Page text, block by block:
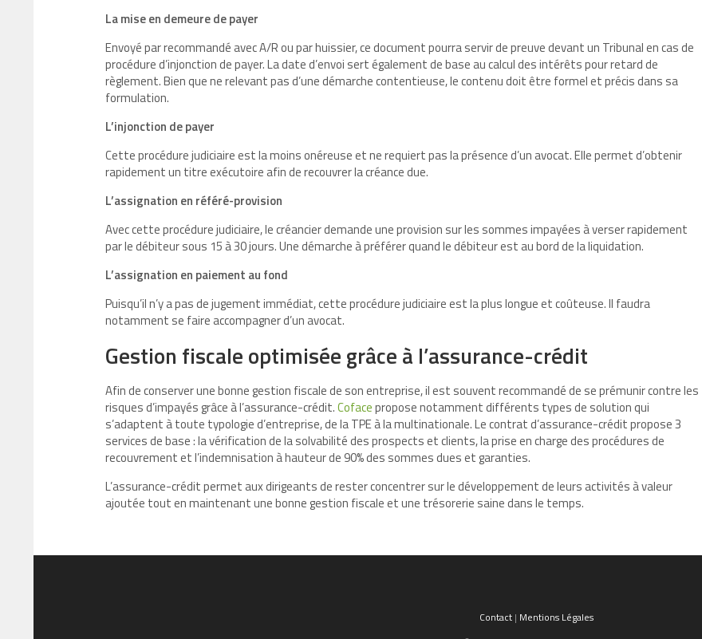
La mise en demeure de payer
Envoyé par recommandé avec A/R ou par huissier, ce document pourra servir de preuve devant un Tribunal en cas de
procédure d’injonction de payer. La date d’envoi sert également de base au calcul des intérêts pour retard de
règlement. Bien que ne relevant pas d’une démarche contentieuse, le contenu doit être formel et précis dans sa
formulation.
L’injonction de payer
Cette procédure judiciaire est la moins onéreuse et ne requiert pas la présence d’un avocat. Elle permet d’obtenir
rapidement un titre exécutoire afin de recouvrer la créance due.
L’assignation en référé-provision
Avec cette procédure judiciaire, le créancier demande une provision sur les sommes impayées à verser rapidement
par le débiteur sous 15 à 30 jours. Une démarche à préférer quand le débiteur est au bord de la liquidation.
L’assignation en paiement au fond
Puisqu’il n’y a pas de jugement immédiat, cette procédure judiciaire est la plus longue et coûteuse. Il faudra
notamment se faire accompagner d’un avocat.
Gestion fiscale optimisée grâce à l’assurance-crédit
Afin de conserver une bonne gestion fiscale de son entreprise, il est souvent recommandé de se prémunir contre les
risques d’impayés grâce à l’assurance-crédit.Cofacepropose notamment différents types de solution qui
s’adaptent à toute typologie d’entreprise, de la TPE à la multinationale. Le contrat d’assurance-crédit propose 3
services de base : la vérification de la solvabilité des prospects et clients, la prise en charge des procédures de
recouvrement et l’indemnisation à hauteur de 90% des sommes dues et garanties.
L’assurance-crédit permet aux dirigeants de rester concentrer sur le développement de leurs activités à valeur
ajoutée tout en maintenant une bonne gestion fiscale et une trésorerie saine dans le temps.
Contact| Mentions Légales